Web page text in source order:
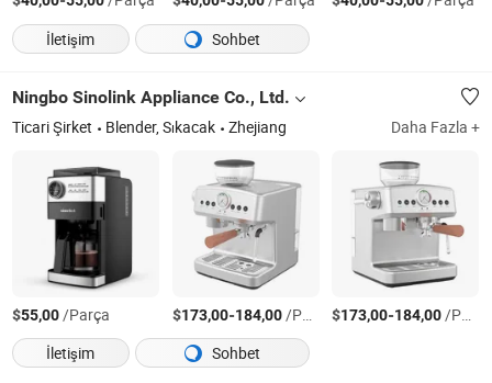
İletişim
Sohbet
Ningbo Sinolink Appliance Co., Ltd.
Ticari Şirket Blender, Sıkacak Zhejiang Daha Fazla +
$55,00/Parça $173,00-184,00/Parça $173,00-184,00/Parça
İletişim
Sohbet